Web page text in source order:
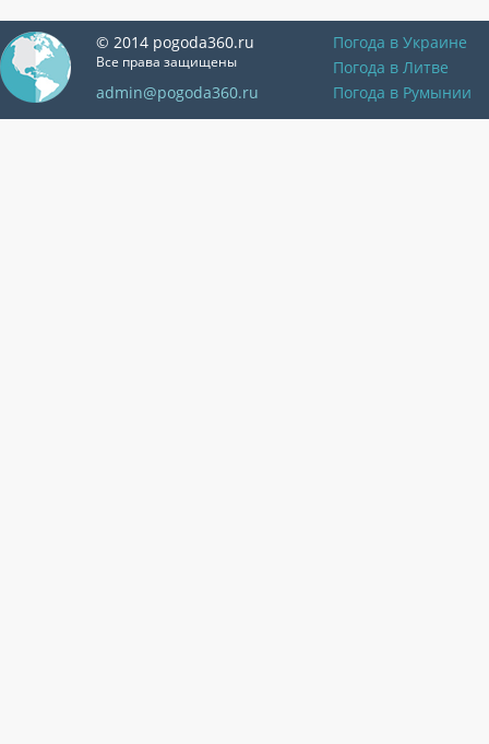
© 2014 pogoda360.ru
Все права защищены
admin@pogoda360.ru
Погода в Украине
Погода в Литве
Погода в Румынии